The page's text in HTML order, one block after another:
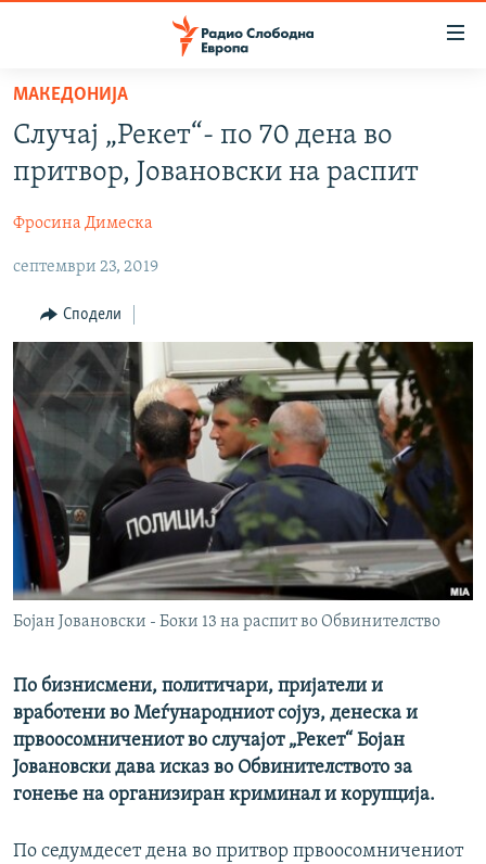
Оди
содржината
Оди
главната
Премини
СВЕТ
ВИЗУЕЛНО
ВЕСТИ
ШТО ТРЕБА ДА ЗНАЕТЕ
ПРИЈАВИ СЕ ЗА ЊУЗЛЕТЕР
ПОДКАСТ ЗОШТО?
СЛЕДЕТЕ НЕ
РСЕ веб страници
МАКЕДОНИЈА
Случај „Рекет“- по 70 дена во
притвор, Јовановски на распит
Фросина Димеска
септември 23, 2019
Сподели
Бојан Јовановски - Боки 13 на распит во Обвинителство
По бизнисмени, политичари, пријатели и
вработени во Меѓународниот сојуз, денеска и
првоосомничениот во случајот „Рекет“ Бојан
Јовановски дава исказ во Обвинителството за
гонење на организиран криминал и корупција.
По седумдесет дена во притвор првоосомничениот